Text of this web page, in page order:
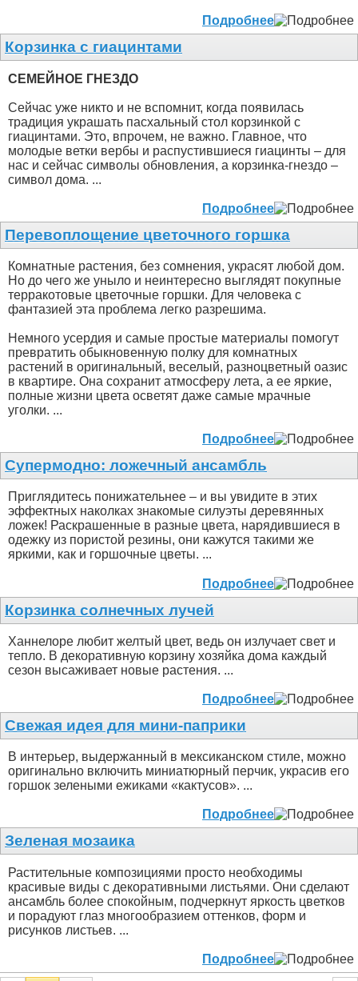
Подробнее
Корзинка с гиацинтами
СЕМЕЙНОЕ ГНЕЗДО
Сейчас уже никто и не вспомнит, когда появилась
традиция украшать пасхальный стол корзинкой с
гиацинтами. Это, впрочем, не важно. Главное, что
молодые ветки вербы и распустившиеся гиацинты – для
нас и сейчас символы обновления, а корзинка-гнездо –
символ дома. ...
Подробнее
Перевоплощение цветочного горшка
Комнатные растения, без сомнения, украсят любой дом.
Но до чего же уныло и неинтересно выглядят покупные
терракотовые цветочные горшки. Для человека с
фантазией эта проблема легко разрешима.
Немного усердия и самые простые материалы помогут
превратить обыкновенную полку для комнатных
растений в оригинальный, веселый, разноцветный оазис
в квартире. Она сохранит атмосферу лета, а ее яркие,
полные жизни цвета осветят даже самые мрачные
уголки. ...
Подробнее
Супермодно: ложечный ансамбль
Приглядитесь понижательнее – и вы увидите в этих
эффектных наколках знакомые силуэты деревянных
ложек! Раскрашенные в разные цвета, нарядившиеся в
одежку из пористой резины, они кажутся такими же
яркими, как и горшочные цветы. ...
Подробнее
Корзинка солнечных лучей
Ханнелоре любит желтый цвет, ведь он излучает свет и
тепло. В декоративную корзину хозяйка дома каждый
сезон высаживает новые растения. ...
Подробнее
Свежая идея для мини-паприки
В интерьер, выдержанный в мексиканском стиле, можно
оригинально включить миниатюрный перчик, украсив его
горшок зелеными ежиками «кактусов». ...
Подробнее
Зеленая мозаика
Растительные композициями просто необходимы
красивые виды с декоративными листьями. Они сделают
ансамбль более спокойным, подчеркнут яркость цветков
и порадуют глаз многообразием оттенков, форм и
рисунков листьев. ...
Подробнее